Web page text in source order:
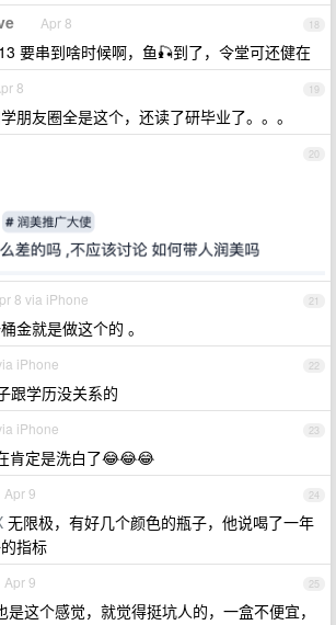
18
Apr 8
要串到啥时候啊，鱼🎣到了，令堂可还健在
19
8
朋友圈全是这个，还读了研毕业了。。。
20
21
8 via iPhone
金就是做这个的 。
22
iPhone
跟学历没关系的
23
iPhone
肯定是洗白了😂😂😂
24
Apr 9
无限极，有好几个颜色的瓶子，他说喝了一年
指标
25
Apr 9
是这个感觉，就觉得挺坑人的，一盒不便宜，